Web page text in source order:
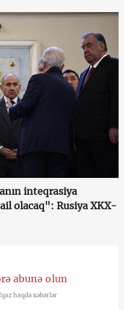
inteqrasiya
olacaq": Rusiya XKX-
abunə olun
haqda xəbərlər